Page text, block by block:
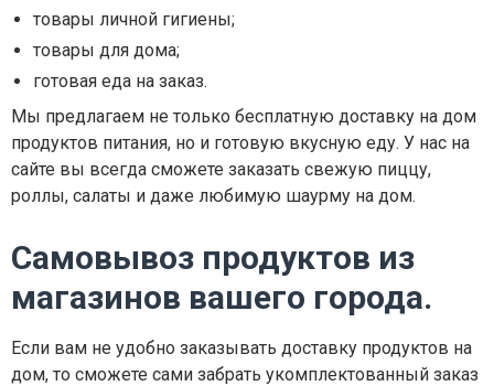
товары личной гигиены;
товары для дома;
готовая еда на заказ.
Мы предлагаем не только бесплатную доставку на дом
продуктов питания, но и готовую вкусную еду. У нас на
сайте вы всегда сможете заказать свежую пиццу,
роллы, салаты и даже любимую шаурму на дом.
Самовывоз продуктов из
магазинов вашего города.
Если вам не удобно заказывать доставку продуктов на
дом, то сможете сами забрать укомплектованный заказ